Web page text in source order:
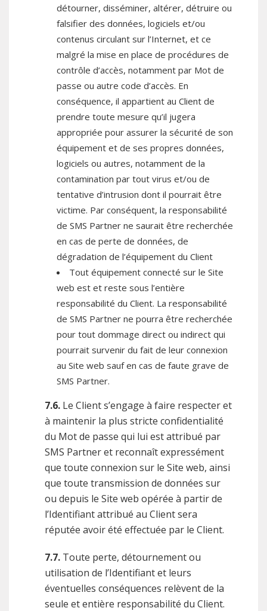
détourner, disséminer, altérer, détruire ou
falsifier des données, logiciels et/ou
contenus circulant sur l’Internet, et ce
malgré la mise en place de procédures de
contrôle d’accès, notamment par Mot de
passe ou autre code d’accès. En
conséquence, il appartient au Client de
prendre toute mesure qu’il jugera
appropriée pour assurer la sécurité de son
équipement et de ses propres données,
logiciels ou autres, notamment de la
contamination par tout virus et/ou de
tentative d’intrusion dont il pourrait être
victime. Par conséquent, la responsabilité
de SMS Partner ne saurait être recherchée
en cas de perte de données, de
dégradation de l’équipement du Client
Tout équipement connecté sur le Site
web est et reste sous l’entière
responsabilité du Client. La responsabilité
de SMS Partner ne pourra être recherchée
pour tout dommage direct ou indirect qui
pourrait survenir du fait de leur connexion
au Site web sauf en cas de faute grave de
SMS Partner.
7.6. Le Client s’engage à faire respecter et
à maintenir la plus stricte confidentialité
du Mot de passe qui lui est attribué par
SMS Partner et reconnaît expressément
que toute connexion sur le Site web, ainsi
que toute transmission de données sur
ou depuis le Site web opérée à partir de
l’Identifiant attribué au Client sera
réputée avoir été effectuée par le Client.
7.7. Toute perte, détournement ou
utilisation de l’Identifiant et leurs
éventuelles conséquences relèvent de la
seule et entière responsabilité du Client.